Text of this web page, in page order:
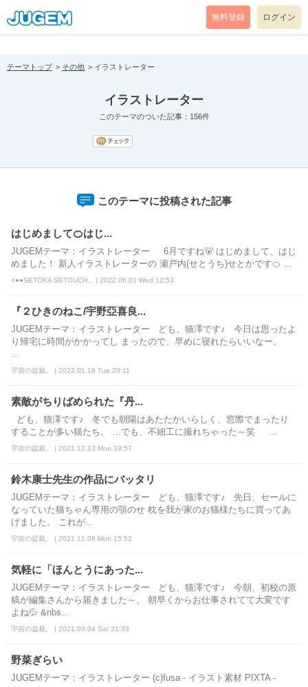
[pear_error: message="Success" code=0 mode=return level=notice
prefix="" info=""]
無料登録 ログイン
テーマトップ その他 イラストレーター
イラストレーター
このテーマのついた記事：156件
このテーマに投稿された記事
はじめまして🍊はじ...
JUGEMテーマ：イラストレーター 6月ですね🐻 はじめまして、はじ
めました！ 新人イラストレーターの 瀬戸内(せとうち)せとかです🍊 ...
○●●SETOKA SETOUCH... | 2022.06.01 Wed 12:53
『２ひきのねこ/宇野亞喜良...
JUGEMテーマ：イラストレーター ども、猫澤です♪ 今日は思ったよ
り帰宅に時間がかかってし まったので、早めに寝れたらいいなー。
宇宙の盆栽。 | 2022.01.18 Tue 20:11
素敵がちりばめられた『丹...
ども、猫澤です♪ 冬でも朝陽はあたたかいらしく、窓際でまったり
することが多い猫たち。 …でも、不細工に撮れちゃった～笑 ...
宇宙の盆栽。 | 2021.12.13 Mon 19:57
鈴木康士先生の作品にバッタリ
JUGEMテーマ：イラストレーター ども、猫澤です♪ 先日、セールに
なっていた猫ちゃん専用の顎のせ 枕を我が家のお猫様たちに買ってあ
げました。 これが...
宇宙の盆栽。 | 2021.11.08 Mon 15:52
気軽に「ほんとうにあった...
JUGEMテーマ：イラストレーター ども、猫澤です♪ 今朝、初校の原
稿が編集さんから届きました～。 朝早くからお仕事されてて大変です
よね💦 &nbs...
宇宙の盆栽。 | 2021.09.04 Sat 21:33
野菜ぎらい
JUGEMテーマ：イラストレーター (c)fusa - イラスト素材 PIXTA -